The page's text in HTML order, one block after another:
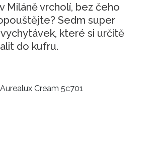
Miláně vrcholí, bez čeho
Sedm super
které si určitě
do kufru.